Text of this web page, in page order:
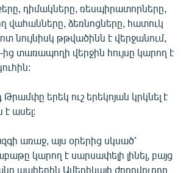
դիմակները, ռեսպիրատորները,
վահանները, ձեռնոցները, հատուկ
նույնիսկ թթվածինն է վերջանում,
ից տառապողի վերջին հույսը կարող է
երեկ ուշ երեկոյան կրկնել է
է ասել:
առաջ, այս օրերից սկսած՝
կարող է սարսափելի լինել, բայց
պահերին Ամերիկայի ժողովուրդը